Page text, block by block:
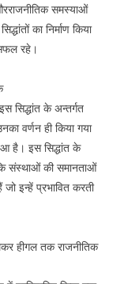
समस्याओं
का निर्माण किया
रहे।
सिद्धांत के अन्तर्गत
वर्णन ही किया गया
है। इस सिद्धांत के
संस्थाओं की समानताओं
इन्हें प्रभावित करती
हीगल तक राजनीतिक